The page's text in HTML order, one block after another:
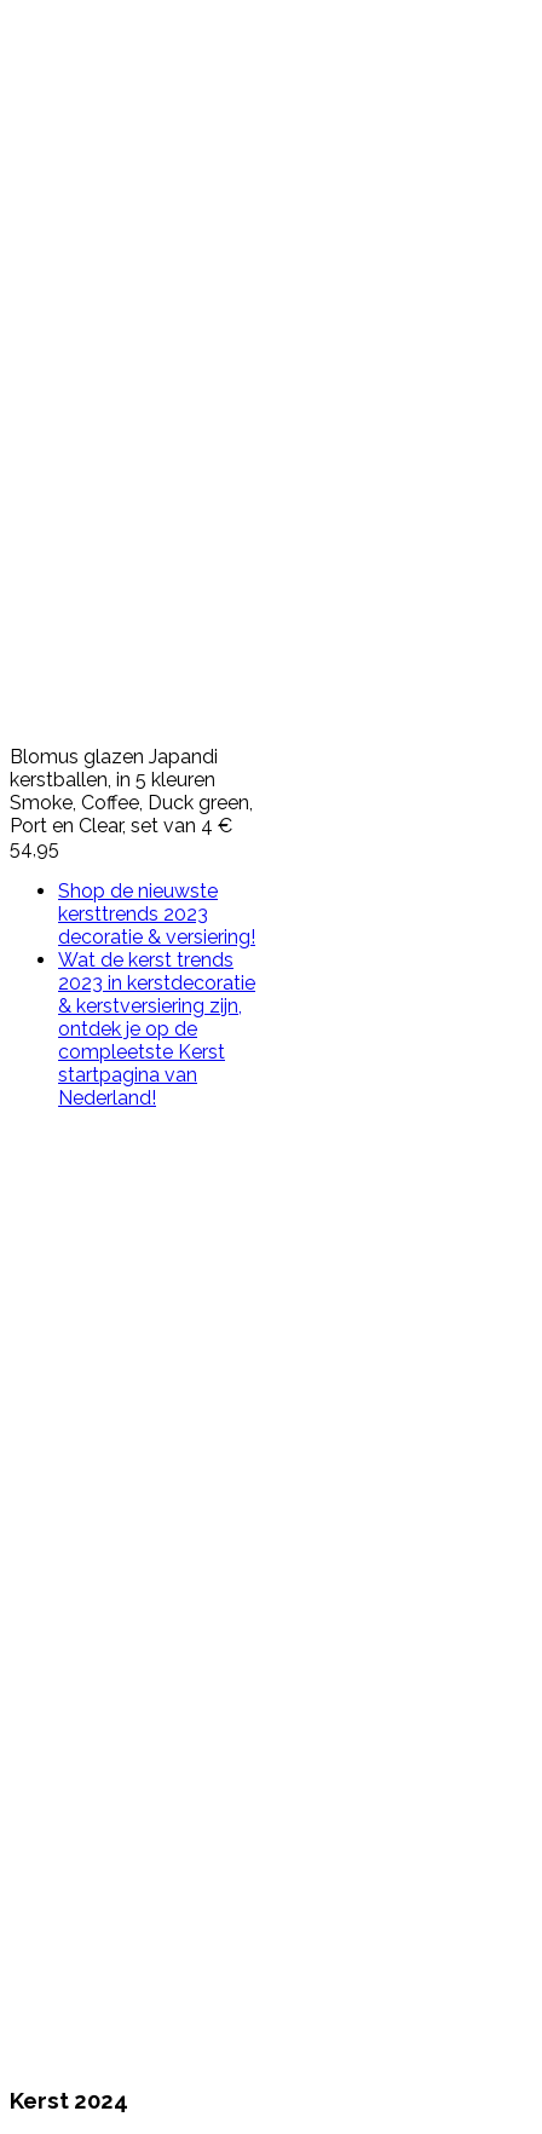
Blomus glazen Japandi
kerstballen, in 5 kleuren
Smoke, Coffee, Duck green,
Port en Clear, set van 4 €
54,95
Shop de nieuwste
kersttrends 2023
decoratie & versiering!
Wat de kerst trends
2023 in kerstdecoratie
& kerstversiering zijn,
ontdek je op de
compleetste Kerst
startpagina van
Nederland!
Kerst 2024